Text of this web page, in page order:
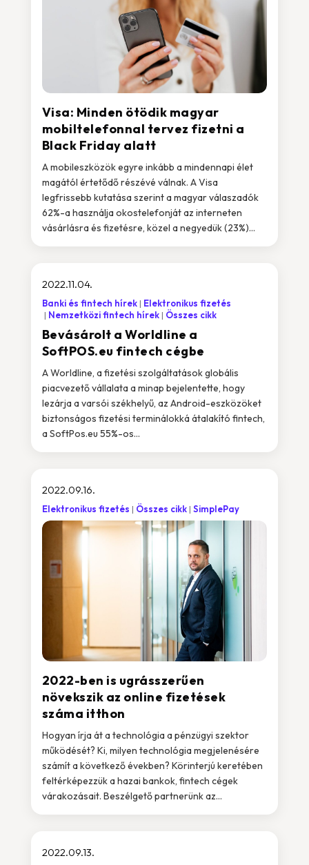
Visa: Minden ötödik magyar
mobiltelefonnal tervez fizetni a
Black Friday alatt
A mobileszközök egyre inkább a mindennapi élet
magától értetődő részévé válnak. A Visa
legfrissebb kutatása szerint a magyar válaszadók
62%-a használja okostelefonját az interneten
vásárlásra és fizetésre, közel a negyedük (23%)...
Bevásárolt a Worldline a
SoftPOS.eu fintech cégbe
2022.11.04.
Banki és fintech hírek
Elektronikus fizetés
Nemzetközi fintech hírek
Összes cikk
A Worldline, a fizetési szolgáltatások globális
piacvezető vállalata a minap bejelentette, hogy
lezárja a varsói székhelyű, az Android-eszközöket
biztonságos fizetési terminálokká átalakító fintech,
a SoftPos.eu 55%-os...
2022-ben is ugrásszerűen
növekszik az online fizetések
száma itthon
2022.09.16.
Elektronikus fizetés Összes cikk SimplePay
Hogyan írja át a technológia a pénzügyi szektor
működését? Ki, milyen technológia megjelenésére
számít a következő években? Körinterjú keretében
feltérképezzük a hazai bankok, fintech cégek
várakozásait. Beszélgető partnerünk az...
2022.09.13.